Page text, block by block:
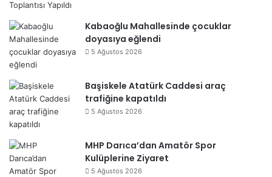
Kabaoğlu Mahallesinde çocuklar
doyasıya eğlendi
5 Ağustos 2026
Başiskele Atatürk Caddesi araç
trafiğine kapatıldı
5 Ağustos 2026
MHP Darıca’dan Amatör Spor
Kulüplerine Ziyaret
5 Ağustos 2026